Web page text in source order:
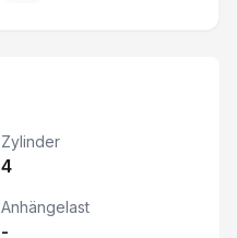
Zylinder
4
Anhängelast
-